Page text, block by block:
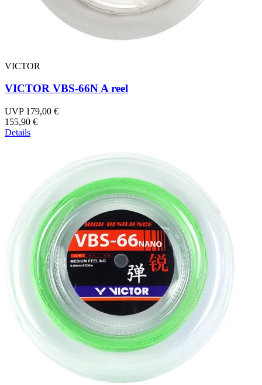
VICTOR
VICTOR VBS-66N A reel
UVP 179,00 €
155,90 €
Details